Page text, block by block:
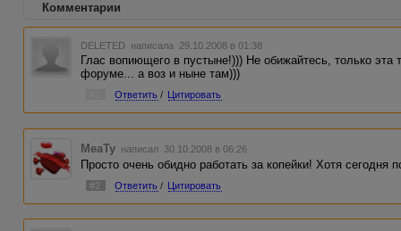
Комментарии
DELETED написала 29.10.2008 в 01:38
Глас вопиющего в пустыне!))) Не обижайтесь, только эта
форуме... а воз и ныне там)))
Ответить / Цитировать
MeaTy написал 30.10.2008 в 06:26
Просто очень обидно работать за копейки! Хотя сегодня
#2 Ответить / Цитировать